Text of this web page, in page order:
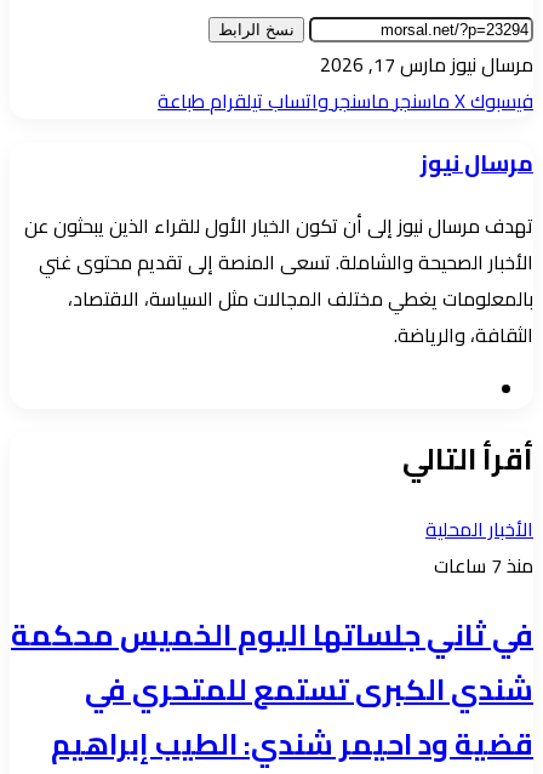
نسخ الرابط
مرسال نيوزأرسل
بريدا
مارس 17, 2026
فيسبوك‫Xماسنجرماسنجرواتسابتيلقرامطباعة
مرسال نيوز
تهدف مرسال نيوز إلى أن تكون الخيار الأول للقراء الذين يبحثون عن
الأخبار الصحيحة والشاملة. تسعى المنصة إلى تقديم محتوى غني
بالمعلومات يغطي مختلف المجالات مثل السياسة، الاقتصاد،
الثقافة، والرياضة.
أقرأ التالي
الأخبار المحلية
منذ 7 ساعات
في ثاني جلساتها اليوم الخميس محكمة
شندي الكبرى تستمع للمتحري في
قضية ود احيمر شندي: الطيب إبراهيم